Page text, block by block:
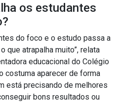
os estudantes
do foco e o estudo passa a
que atrapalha muito”, relata
educacional do Colégio
costuma aparecer de forma
está precisando de melhores
bons resultados ou